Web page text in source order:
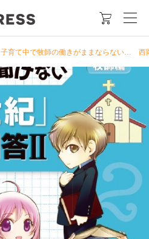

子育て中で牧師の働きがままならない… 西